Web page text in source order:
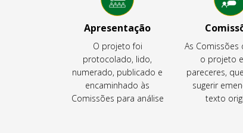
Apresentação
O projeto foi
protocolado, lido,
numerado, publicado e
encaminhado às
Comissões para análise
As Comissões
o projeto
pareceres,
sugerir
texto